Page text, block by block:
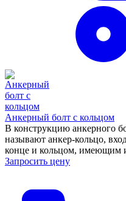
Анкерный болт с кольцом
В конструкцию анкерного
называют анкер-кольцо,
конце и кольцом, имеющим
Запросить цену